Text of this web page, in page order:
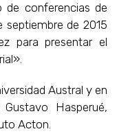
de conferencias de
septiembre de 2015
para presentar el
Austral y en
Hasperué,
Acton.